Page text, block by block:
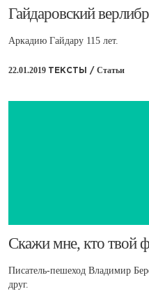
​Гайдаровский верлибр
Аркадию Гайдару 115 лет.
22.01.2019 ТЕКСТЫ / Статьи
​Скажи мне, кто твой
Писатель-пешеход Владимир
друг.